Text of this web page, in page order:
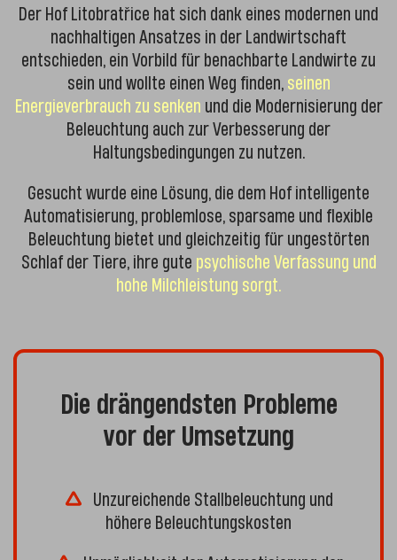
Der Hof Litobratřice hat sich dank eines modernen und
nachhaltigen Ansatzes in der Landwirtschaft
entschieden, ein Vorbild für benachbarte Landwirte zu
sein und wollte einen Weg finden,seinen
Energieverbrauch zu senken und die Modernisierung der
Beleuchtung auch zur Verbesserung der
Haltungsbedingungen zu nutzen.
Gesucht wurde eine Lösung, die dem Hof intelligente
Automatisierung, problemlose, sparsame und flexible
Beleuchtung bietet und gleichzeitig für ungestörten
Schlaf der Tiere, ihre gute psychische Verfassung und
hohe Milchleistung sorgt.
Die drängendsten Probleme
vor der Umsetzung
Unzureichende Stallbeleuchtung und
höhere Beleuchtungskosten